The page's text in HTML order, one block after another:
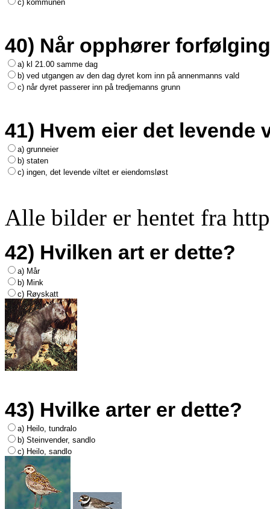
c) kommunen
40) Når opphører
a) kl 21.00 samme dag
b) ved utgangen av den dag dyret kom inn på annenmanns vald
c) når dyret passerer inn på tredjemanns grunn
41) Hvem eier det levende
a) grunneier
b) staten
c) ingen, det levende viltet er eiendomsløst
Alle bilder er hentet fra
42) Hvilken art er dette?
a) Mår
b) Mink
c) Røyskatt
43) Hvilke arter er dette?
a) Heilo, tundralo
b) Steinvender, sandlo
c) Heilo, sandlo